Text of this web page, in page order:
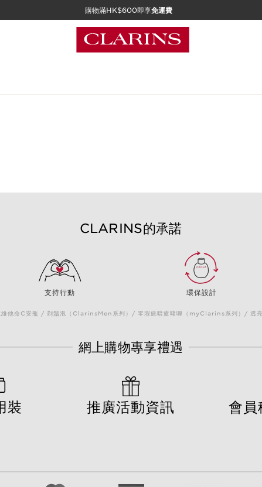
購物滿HK$600即享免運費
CLARINS的承諾
支持行動 環保設計
維他命C安瓶 / 剃鬚泡（ClarinsMen系列）/ 零瑕疵暗瘡啫喱（myClarins系列）/ 透
網上購物專享禮遇
裝 推廣活動資訊 會員